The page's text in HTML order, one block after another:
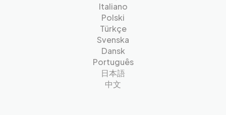
Italiano
Polski
Türkçe
Svenska
Dansk
Português
日本語
中文